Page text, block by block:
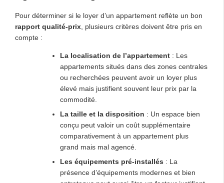
Pour déterminer si le loyer d’un appartement reﬂète un bon
rapport qualité-prix , plusieurs critères doivent être pris en
compte :
La localisation de l’appartement : Les
appartements situés dans des zones centrales
ou recherchées peuvent avoir un loyer plus
élevé mais justifient souvent leur prix par la
commodité.
La taille et la disposition : Un espace bien
conçu peut valoir un coût supplémentaire
comparativement à un appartement plus
grand mais mal agencé.
Les équipements pré-installés : La
présence d’équipements modernes et bien